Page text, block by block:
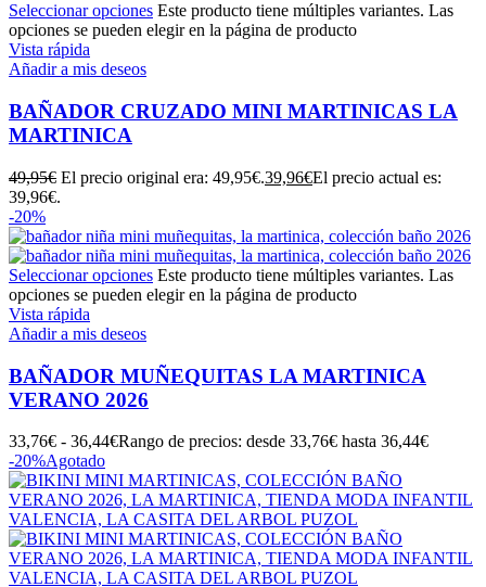
Seleccionar opciones Este producto tiene múltiples variantes. Las
opciones se pueden elegir en la página de producto
Vista rápida
Añadir a mis deseos
BAÑADOR CRUZADO MINI MARTINICAS LA
MARTINICA
49,95€ El precio original era: 49,95€.39,96€El precio actual es:
39,96€.
-20%
Seleccionar opciones Este producto tiene múltiples variantes. Las
opciones se pueden elegir en la página de producto
Vista rápida
Añadir a mis deseos
BAÑADOR MUÑEQUITAS LA MARTINICA
VERANO 2026
33,76€ - 36,44€Rango de precios: desde 33,76€ hasta 36,44€
-20%Agotado